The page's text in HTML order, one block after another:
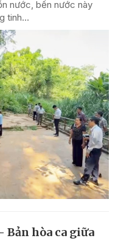
nước, bến nước này
tinh...
Bản hòa ca giữa